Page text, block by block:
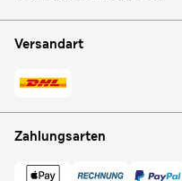
Versandart
Zahlungsarten